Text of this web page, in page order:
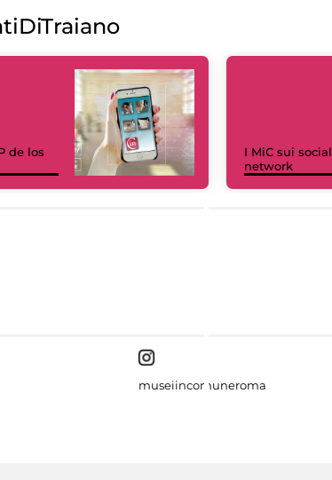
de los
I MiC sui social
network
museiincomuneroma